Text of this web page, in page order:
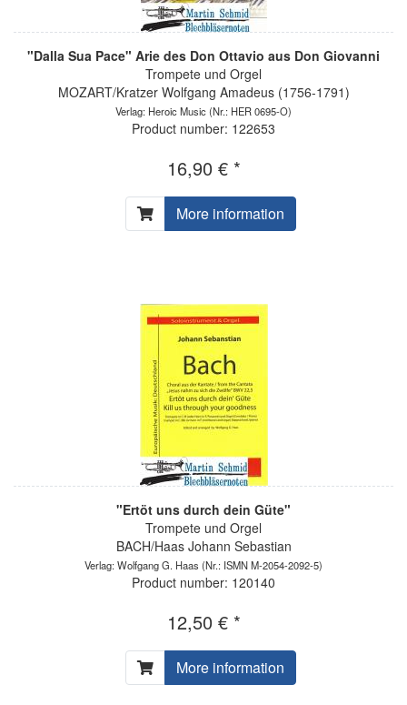
"Dalla Sua Pace" Arie des Don Ottavio aus Don Giovanni
Trompete und Orgel
MOZART/Kratzer Wolfgang Amadeus (1756-1791)
Verlag: Heroic Music(Nr.: HER 0695-O)
Product number: 122653
16,90 € *
More information
"Ertöt uns durch dein Güte"
Trompete und Orgel
BACH/Haas Johann Sebastian
Verlag: Wolfgang G. Haas (Nr.: ISMN M-2054-2092-5)
Product number: 120140
12,50 € *
More information